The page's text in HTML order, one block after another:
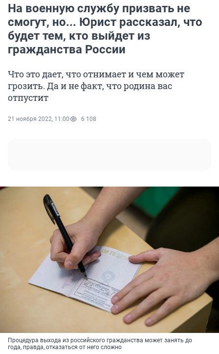
На военную службу призвать не
смогут, но... Юрист рассказал, что
будет тем, кто выйдет из
гражданства России
Что это дает, что отнимает и чем может
грозить. Да и не факт, что родина вас
отпустит
21 ноября 2022, 11:00 6 108
Процедура выхода из российского гражданства может занять до
года, правда, отказаться от него сложно